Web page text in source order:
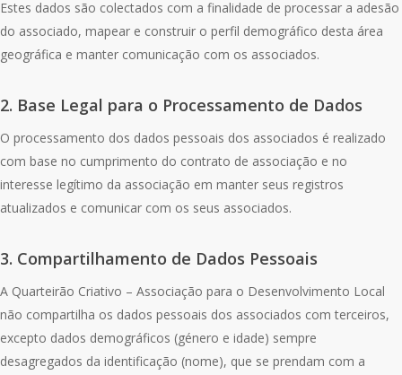
Estes dados são colectados com a finalidade de processar a adesão
do associado, mapear e construir o perfil demográfico desta área
geográfica e manter comunicação com os associados.
2. Base Legal para o Processamento de Dados
O processamento dos dados pessoais dos associados é realizado
com base no cumprimento do contrato de associação e no
interesse legítimo da associação em manter seus registros
atualizados e comunicar com os seus associados.
3. Compartilhamento de Dados Pessoais
A Quarteirão Criativo – Associação para o Desenvolvimento Local
não compartilha os dados pessoais dos associados com terceiros,
excepto dados demográficos (género e idade) sempre
desagregados da identificação (nome), que se prendam com a